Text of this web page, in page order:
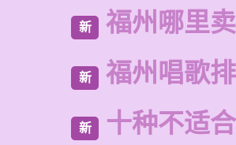
新 福州哪里
新 福州唱歌
新 十种不适